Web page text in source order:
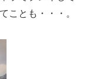
ことも・・・。